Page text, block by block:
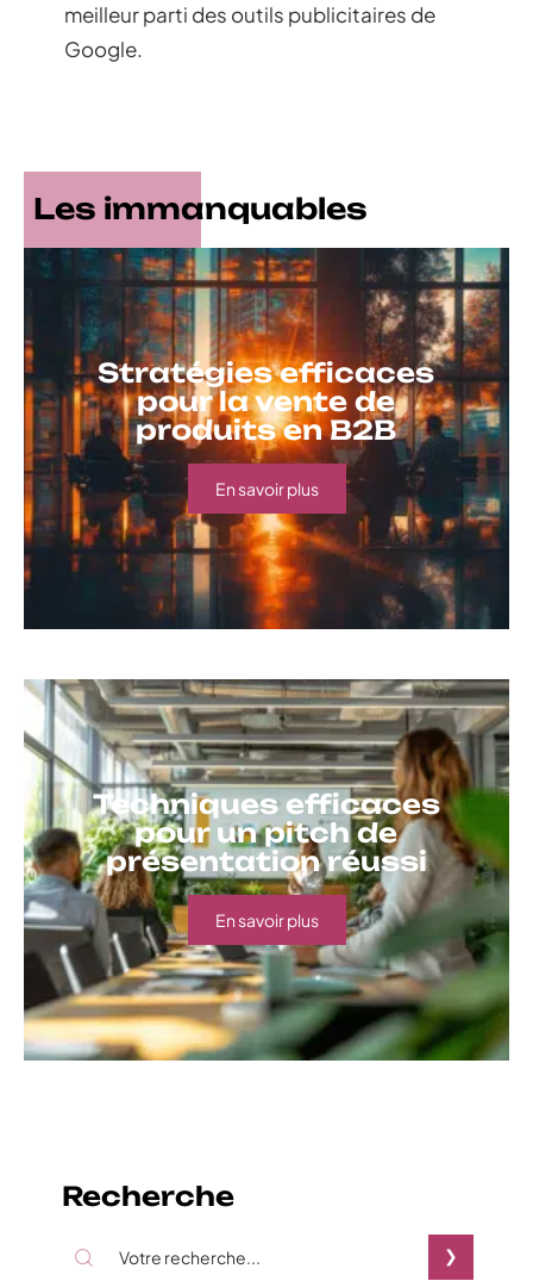
meilleur parti des outils publicitaires de
Google.
Les immanquables
Stratégies efficaces
pour la vente de
produits en B2B
En savoir plus
Techniques efficaces
pour un pitch de
présentation réussi
En savoir plus
Recherche